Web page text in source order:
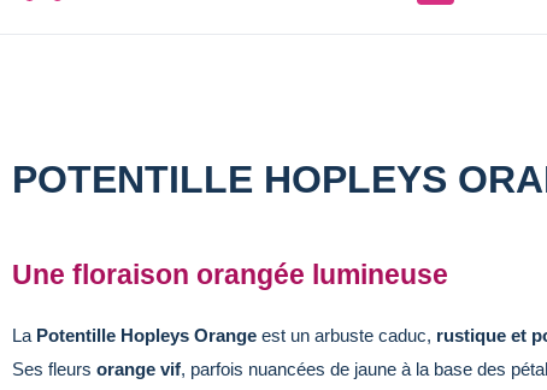
POTENTILLE HOPLEYS
Une floraison orangée lumineuse
La Potentille Hopleys Orange est un arbuste caduc, rustique et
Ses fleurs orange vif, parfois nuancées de jaune à la base des